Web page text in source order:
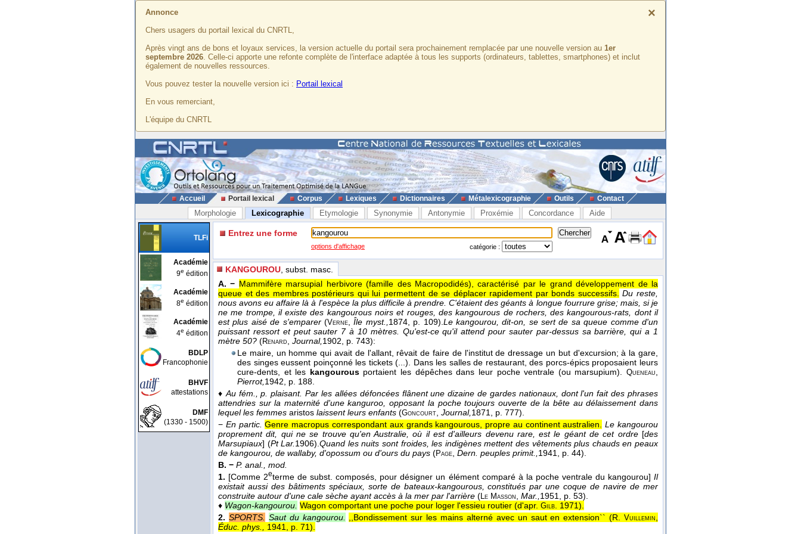
×
Annonce
Chers usagers du portail lexical du CNRTL,
Après vingt ans de bons et loyaux services, la version actuelle du portail sera prochainement remplacée par une nouvelle version au 1er
septembre 2026. Celle-ci apporte une refonte complète de l'interface adaptée à tous les supports (ordinateurs, tablettes, smartphones) et inclut
également de nouvelles ressources.
Vous pouvez tester la nouvelle version ici : Portail lexical
En vous remerciant,
L'équipe du CNRTL
Accueil Portail lexical Corpus Lexiques Dictionnaires Métalexicographie Outils Contact
Morphologie Lexicographie Etymologie Synonymie Antonymie Proxémie Concordance Aide
TLFi
Académie
9e édition
Académie
8e édition
Académie
4e édition
BDLP
Francophonie
BHVF
attestations
DMF
(1330 - 1500)
Entrez une forme
options d'affichage catégorie :
KANGOUROU , subst. masc.
A. − Mammifère marsupial herbivore (famille des Macropodidés), caractérisé par le grand développement de la
queue et des membres postérieurs qui lui permettent de se déplacer rapidement par bonds successifs. Du reste,
nous avons eu affaire là à l'espèce la plus difficile à prendre. C'étaient des géants à longue fourrure grise; mais, si je
ne me trompe, il existe des kangourous noirs et rouges, des kangourous de rochers, des kangourous-rats, dont il
est plus aisé de s'emparer (Verne,Île myst.,1874, p. 109).Le kangourou, dit-on, se sert de sa queue comme d'un
puissant ressort et peut sauter 7 à 10 mètres. Qu'est-ce qu'il attend pour sauter par-dessus sa barrière, qui a 1
mètre 50? (Renard, Journal,1902, p. 743):
Le maire, un homme qui avait de l'allant, rêvait de faire de l'institut de dressage un but d'excursion; à la gare,
des singes eussent poinçonné les tickets (...). Dans les salles de restaurant, des porcs-épics proposaient leurs
cure-dents, et les kangourous portaient les dépêches dans leur poche ventrale (ou marsupium).Queneau,
Pierrot,1942, p. 188.
♦Au fém., p. plaisant. Par les allées défoncées flânent une dizaine de gardes nationaux, dont l'un fait des phrases
attendries sur la maternité d'une kanguroo, opposant la poche toujours ouverte de la bête au délaissement dans
lequel les femmes aristos laissent leurs enfants (Goncourt, Journal,1871, p. 777).
− En partic. Genre macropus correspondant aux grands kangourous, propre au continent australien. Le kangourou
proprement dit, qui ne se trouve qu'en Australie, où il est d'ailleurs devenu rare, est le géant de cet ordre [des
Marsupiaux] (Pt Lar.1906).Quand les nuits sont froides, les indigènes mettent des vêtements plus chauds en peaux
de kangourou, de wallaby, d'opossum ou d'ours du pays (Page, Dern. peuples primit.,1941, p. 44).
B. − P. anal., mod.
1. [Comme 2eterme de subst. composés, pour désigner un élément comparé à la poche ventrale du kangourou] Il
existait aussi des bâtiments spéciaux, sorte de bateaux-kangourous, constitués par une coque de navire de mer
construite autour d'une cale sèche ayant accès à la mer par l'arrière (Le Masson Mar., 1951
, p. 53).
♦ Wagon-kangourou. Wagon comportant une poche pour loger l'essieu routier (d'apr. Gilb . 1971).
2. SPORTS. Saut du kangourou. ,,Bondissement sur les mains alterné avec un saut en extension`` (R. Vuillemin
Éduc. phys., 1941, p. 71).